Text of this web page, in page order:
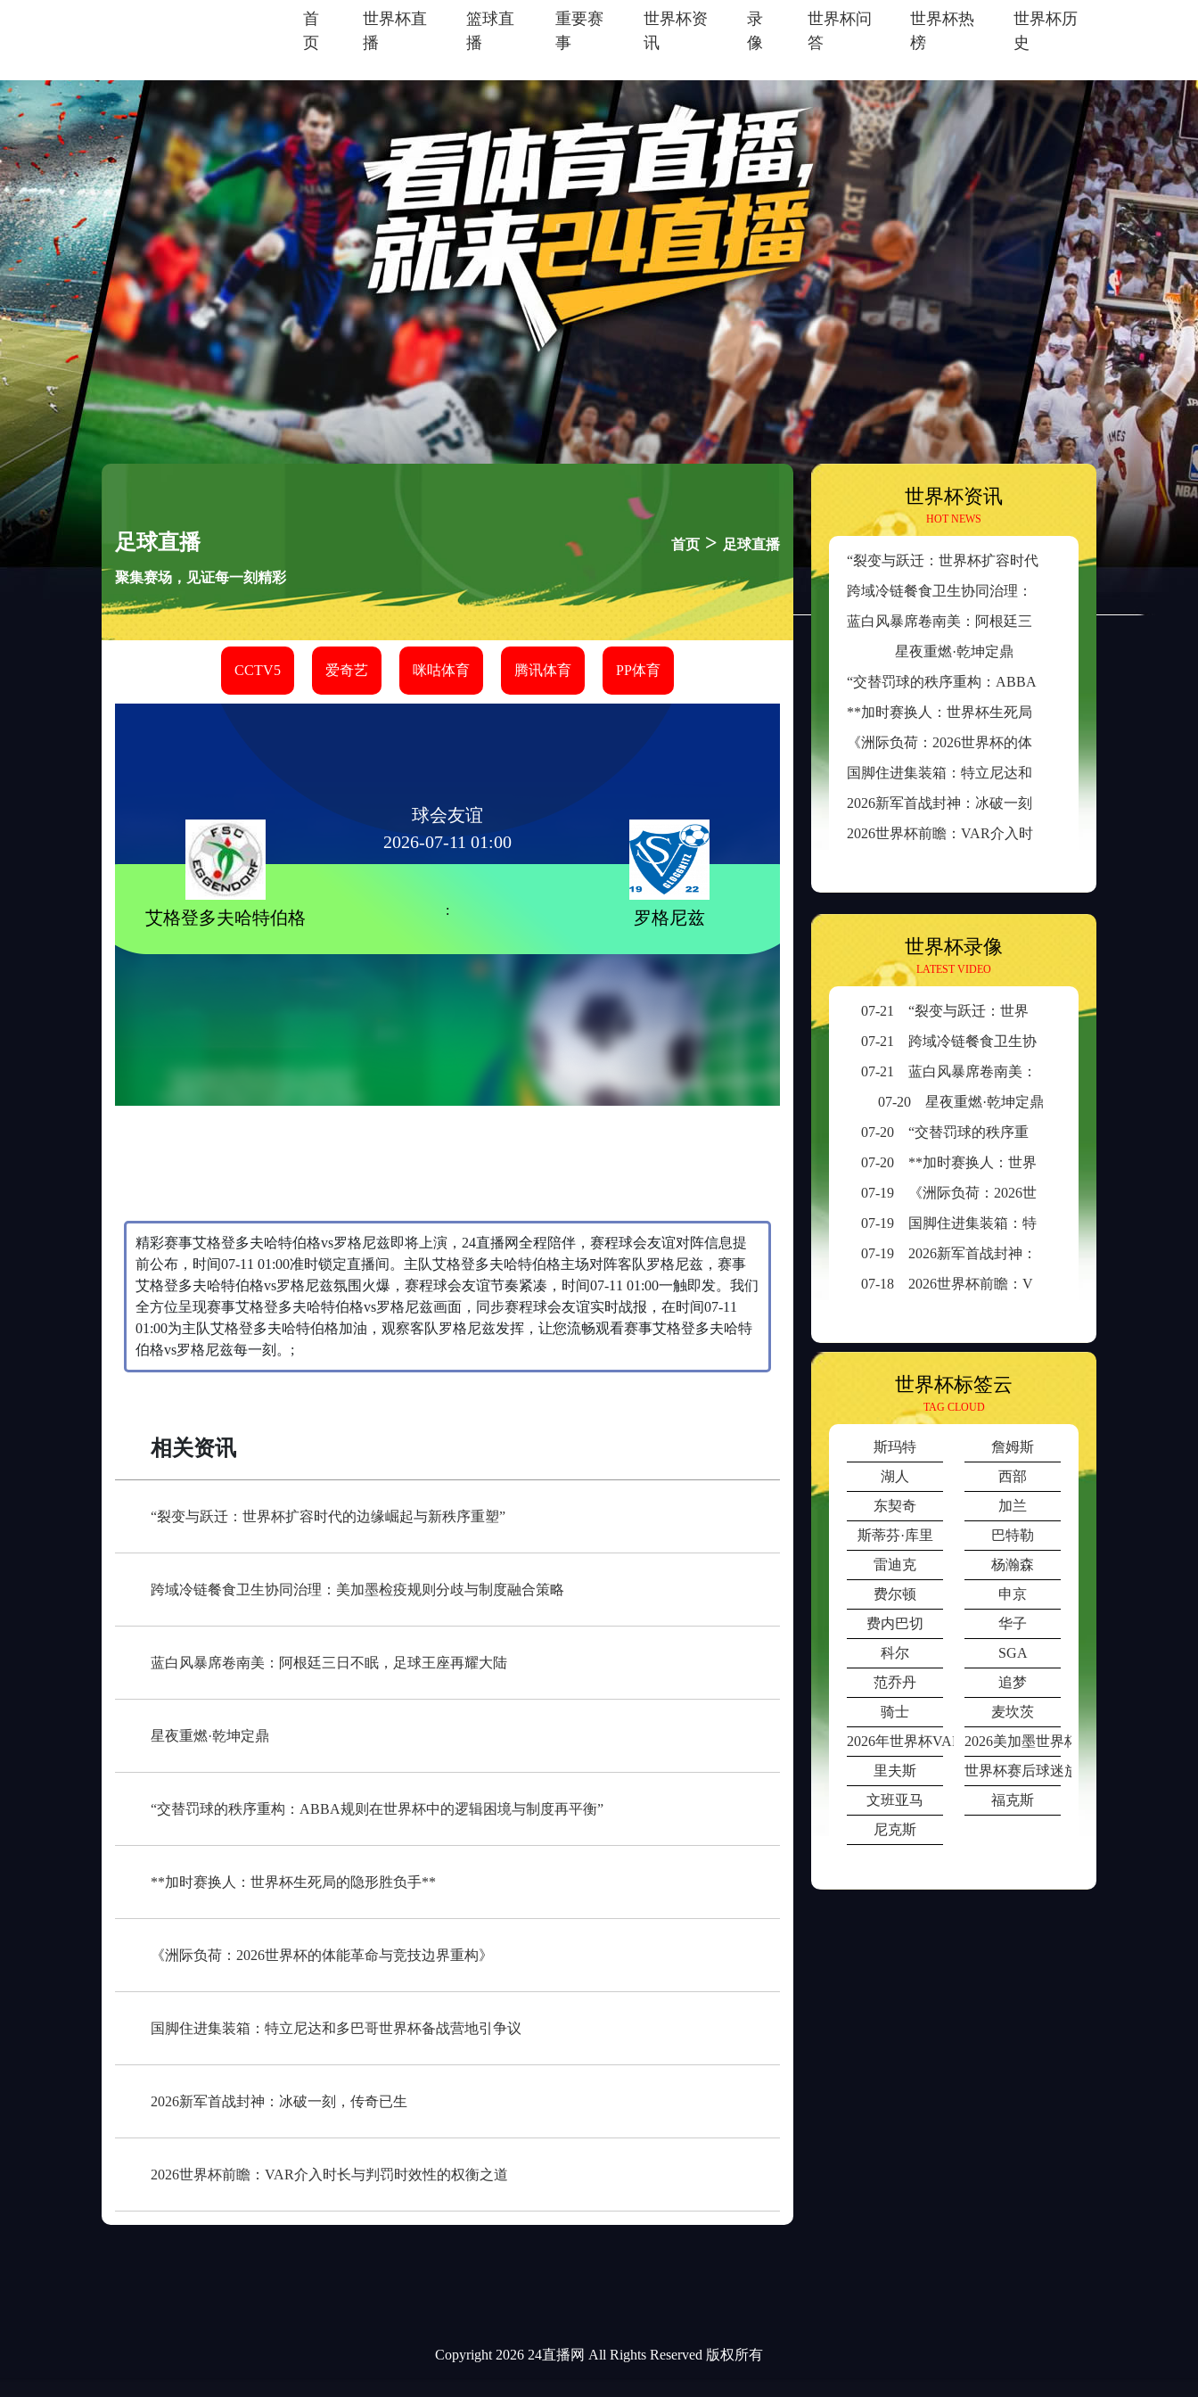
首
页
世界杯直
播
篮球直
播
重要赛
事
世界杯资
讯
录
像
世界杯问
答
世界杯热
榜
世界杯历
史
足球直播
聚集赛场，见证每一刻精彩
首页 > 足球直播
CCTV5 爱奇艺 咪咕体育 腾讯体育 PP体育
球会友谊
2026-07-11 01:00
艾格登多夫哈特伯格 : 罗格尼兹
精彩赛事艾格登多夫哈特伯格vs罗格尼兹即将上演，24直播网全程陪伴，赛程球会友谊对阵信息提
前公布，时间07-11 01:00准时锁定直播间。主队艾格登多夫哈特伯格主场对阵客队罗格尼兹，赛事
艾格登多夫哈特伯格vs罗格尼兹氛围火爆，赛程球会友谊节奏紧凑，时间07-11 01:00一触即发。我们
全方位呈现赛事艾格登多夫哈特伯格vs罗格尼兹画面，同步赛程球会友谊实时战报，在时间07-11
01:00为主队艾格登多夫哈特伯格加油，观察客队罗格尼兹发挥，让您流畅观看赛事艾格登多夫哈特
伯格vs罗格尼兹每一刻。;
相关资讯
“裂变与跃迁：世界杯扩容时代的边缘崛起与新秩序重塑”
跨域冷链餐食卫生协同治理：美加墨检疫规则分歧与制度融合策略
蓝白风暴席卷南美：阿根廷三日不眠，足球王座再耀大陆
星夜重燃·乾坤定鼎
“交替罚球的秩序重构：ABBA规则在世界杯中的逻辑困境与制度再平衡”
**加时赛换人：世界杯生死局的隐形胜负手**
《洲际负荷：2026世界杯的体能革命与竞技边界重构》
国脚住进集装箱：特立尼达和多巴哥世界杯备战营地引争议
2026新军首战封神：冰破一刻，传奇已生
2026世界杯前瞻：VAR介入时长与判罚时效性的权衡之道
世界杯资讯
HOT NEWS
星夜重燃·乾坤定鼎
世界杯录像
LATEST VIDEO
07-21
“裂变与跃迁：世界杯扩容时代的边缘崛起与新秩序重塑”
07-21
跨域冷链餐食卫生协同治理：美加墨检疫规则分歧与制度融合策略
07-21
蓝白风暴席卷南美：阿根廷三日不眠，足球王座再耀大陆
07-20
星夜重燃·乾坤定鼎
07-20
“交替罚球的秩序重构：ABBA规则在世界杯中的逻辑困境与制度再平衡”
07-20
**加时赛换人：世界杯生死局的隐形胜负手**
07-19
《洲际负荷：2026世界杯的体能革命与竞技边界重构》
07-19
国脚住进集装箱：特立尼达和多巴哥世界杯备战营地引争议
07-19
2026新军首战封神：冰破一刻，传奇已生
07-18
2026世界杯前瞻：VAR介入时长与判罚时效性的权衡之道
世界杯标签云
TAG CLOUD
斯玛特
詹姆斯
湖人
西部
东契奇
加兰
斯蒂芬·库里
巴特勒
雷迪克
杨瀚森
费尔顿
申京
费内巴切
华子
科尔
SGA
范乔丹
追梦
骑士
麦坎茨
2026年世界杯VAR室在多场比赛同时段
2026美加墨世界杯票价动态调整机制
里夫斯
世界杯赛后球迷放生观赏鱼被猫叼
文班亚马
福克斯
尼克斯
Copyright 2026 24直播网 All Rights Reserved 版权所有